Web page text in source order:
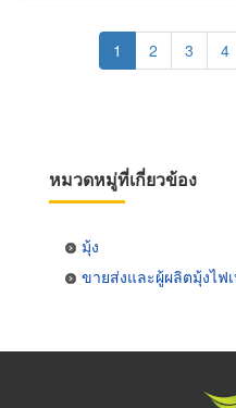
PaginationCurrent
page
1 Page
2 Page
3 4
หมวดหมู่ที่เกี่ยวข้อง
มุ้ง
ขายส่งและผู้ผลิตมุ้งไฟ